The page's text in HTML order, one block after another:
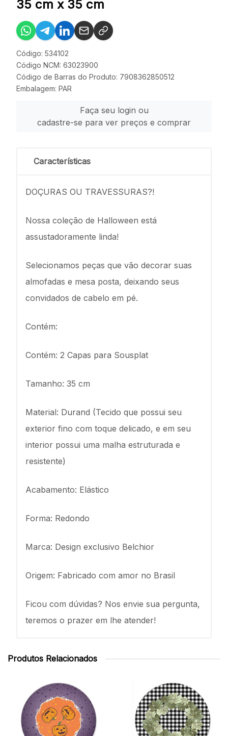
35 cm x 35 cm
Código: 534102
Código NCM: 63023900
Código de Barras do Produto: 7908362850512
Embalagem: PAR
Faça seu login ou
cadastre-se para ver preços e comprar
Características
DOÇURAS OU TRAVESSURAS?!
Nossa coleção de Halloween está
assustadoramente linda!
Selecionamos peças que vão decorar suas
almofadas e mesa posta, deixando seus
convidados de cabelo em pé.
Contém:
Contém: 2 Capas para Sousplat
Tamanho: 35 cm
Material: Durand (Tecido que possui seu
exterior fino com toque delicado, e em seu
interior possui uma malha estruturada e
resistente)
Acabamento: Elástico
Forma: Redondo
Marca: Design exclusivo Belchior
Origem: Fabricado com amor no Brasil
Ficou com dúvidas? Nos envie sua pergunta,
teremos o prazer em lhe atender!
Produtos Relacionados